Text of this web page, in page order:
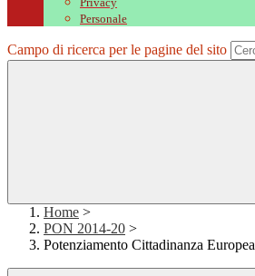
Personale
Campo di ricerca per le pagine del sito
Home >
PON 2014-20 >
Potenziamento Cittadinanza Europea